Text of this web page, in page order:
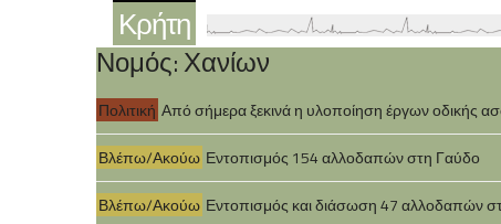
Κρήτη
Νομός: Χανίων
Πολιτική Από σήμερα ξεκινά η υλοποίηση έργων οδικής
Βλέπω/Ακούω Εντοπισμός 154 αλλοδαπών στη Γαύδο
Βλέπω/Ακούω Εντοπισμός και διάσωση 47 αλλοδαπών